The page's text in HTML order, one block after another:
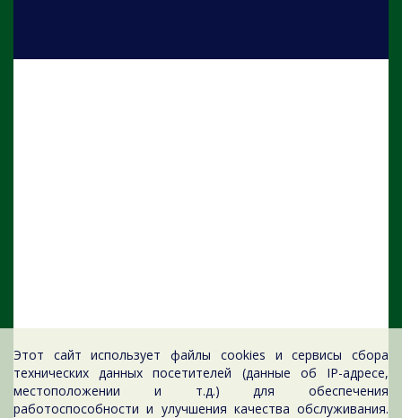
Этот сайт использует файлы cookies и сервисы сбора
технических данных посетителей (данные об IP-адресе,
местоположении и т.д.) для обеспечения
работоспособности и улучшения качества обслуживания.